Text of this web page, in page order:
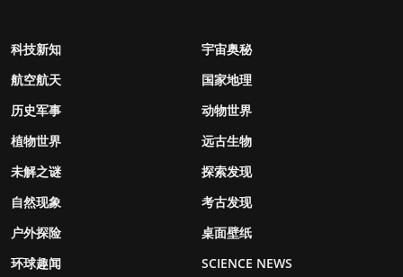
科技新知
宇宙奥秘
航空航天
国家地理
历史军事
动物世界
植物世界
远古生物
未解之谜
探索发现
自然现象
考古发现
户外探险
桌面壁纸
环球趣闻
SCIENCE NEWS